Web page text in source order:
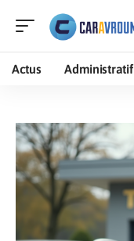
Actus Administratif